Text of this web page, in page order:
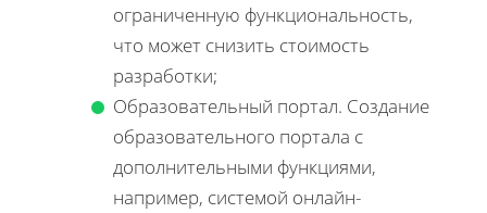
ограниченную функциональность,
что может снизить стоимость
разработки;
Образовательный портал. Создание
образовательного портала с
дополнительными функциями,
например, системой онлайн-